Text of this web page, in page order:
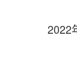
2022